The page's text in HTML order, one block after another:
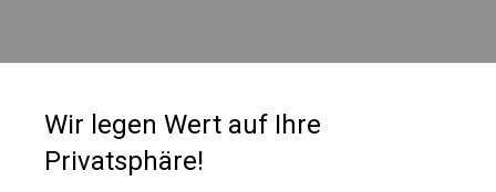
Fenster sorgen für Tageslicht, daher werden Zelte mit dieser Plane in
Restaurants als zusätzlicher Platz für Gäste oder als Fanzone genutzt.
Wir legen Wert auf Ihre
Privatsphäre!